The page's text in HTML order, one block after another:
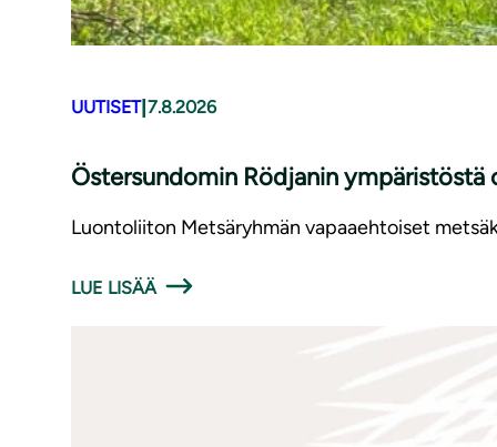
UUTISET| 7.8.2026
Östersundomin Rödjanin
Luontoliiton Metsäryhmän vapaaehtoiset
LUE LISÄÄ